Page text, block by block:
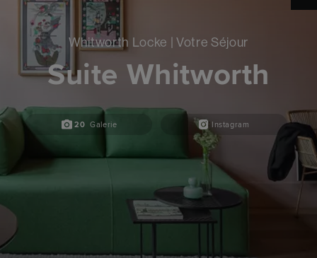
Whitworth Locke | Votre Séjour
Suite Whitworth
20 Galerie Instagram